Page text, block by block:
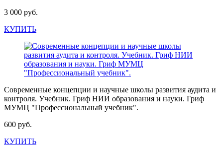
3 000 руб.
КУПИТЬ
Современные концепции и научные школы развития аудита и
контроля. Учебник. Гриф НИИ образования и науки. Гриф
МУМЦ "Профессиональный учебник".
600 руб.
КУПИТЬ